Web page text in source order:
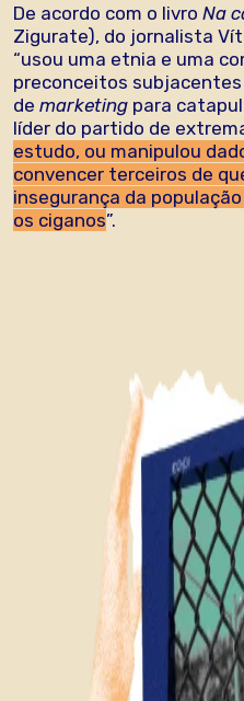
De acordo com o livro Na
Zigurate), do jornalista
“usou uma etnia e uma
preconceitos
de marketing para
líder do partido de
estudo, ou manipulou
convencer terceiros de
insegurança da
os ciganos”.